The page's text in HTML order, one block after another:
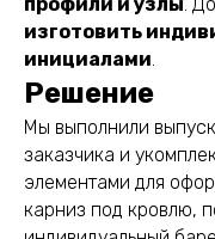
изготовить
инициалами
Решение
Мы выполнили
заказчика и
элементами для
карниз под кровлю,